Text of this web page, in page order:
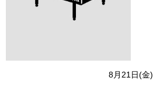
8月21日(金)